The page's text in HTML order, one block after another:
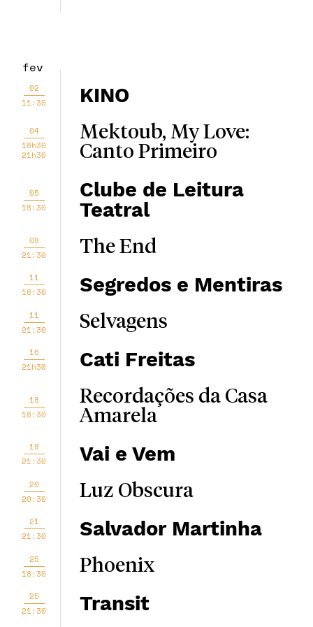
fev
02
11:30
KINO
04
18h30
21h30
Mektoub, My Love:
Canto Primeiro
05
18:30
Clube de Leitura
Teatral
08
21:30
The End
11
18:30
Segredos e Mentiras
11
21:30
Selvagens
16
21h30
Cati Freitas
18
18:30
Recordações da Casa
Amarela
18
21:30
Vai e Vem
20
20:30
Luz Obscura
21
21:30
Salvador Martinha
25
18:30
Phoenix
25
21:30
Transit